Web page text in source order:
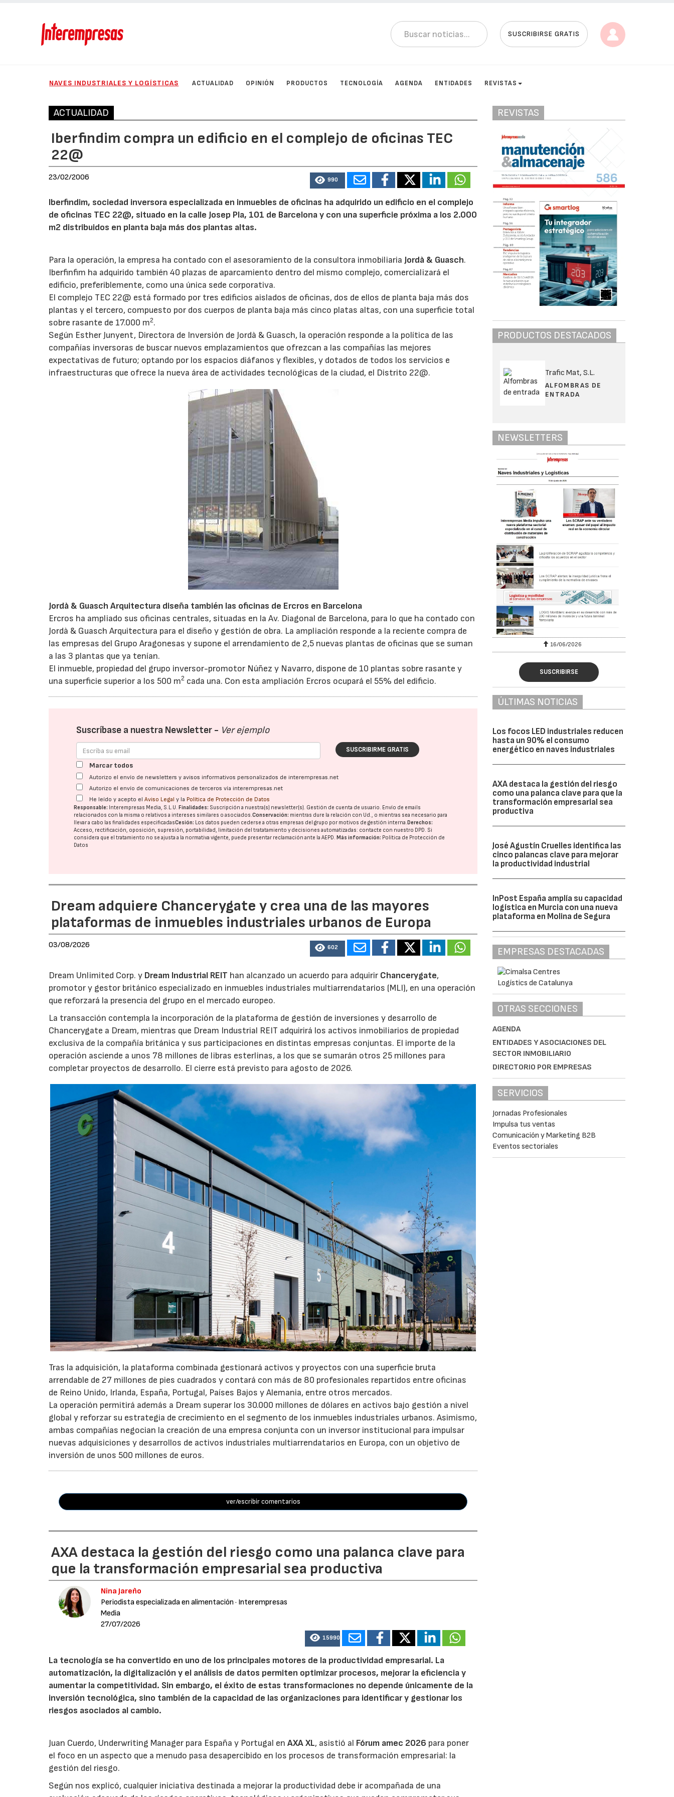
SUSCRIBIRSE GRATIS
NAVES INDUSTRIALES Y LOGÍSTICAS ACTUALIDAD OPINIÓN PRODUCTOS TECNOLOGÍA AGENDA ENTIDADES REVISTAS
ACTUALIDAD
Iberfindim compra un edificio en el complejo de oficinas TEC
22@
23/02/2006 990
Iberfindim, sociedad inversora especializada en inmuebles de oficinas ha adquirido un edificio en el complejo
de oficinas TEC 22@, situado en la calle Josep Pla, 101 de Barcelona y con una superficie próxima a los 2.000
m2 distribuidos en planta baja más dos plantas altas.
Para la operación, la empresa ha contado con el asesoramiento de la consultora inmobiliariaJordà & Guasch.
Iberfinfim ha adquirido también 40 plazas de aparcamiento dentro del mismo complejo, comercializará el
edificio, preferiblemente, como una única sede corporativa.
El complejo TEC 22@ está formado por tres edificios aislados de oficinas, dos de ellos de planta baja más dos
plantas y el tercero, compuesto por dos cuerpos de planta baja más cinco platas altas, con una superficie total
sobre rasante de 17.000 m2.
Según Esther Junyent, Directora de Inversión de Jordà & Guasch, la operación responde a la política de las
compañías inversoras de buscar nuevos emplazamientos que ofrezcan a las compañías las mejores
expectativas de futuro; optando por los espacios diáfanos y flexibles, y dotados de todos los servicios e
infraestructuras que ofrece la nueva área de actividades tecnológicas de la ciudad, el Distrito 22@.
Jordà & Guasch Arquitectura diseña también las oficinas de Ercros en Barcelona
Ercros ha ampliado sus oficinas centrales, situadas en la Av. Diagonal de Barcelona, para lo que ha contado con
Jordà & Guasch Arquitectura para el diseño y gestión de obra. La ampliación responde a la reciente compra de
las empresas del Grupo Aragonesas y supone el arrendamiento de 2,5 nuevas plantas de oficinas que se suman
a las 3 plantas que ya tenían.
El inmueble, propiedad del grupo inversor-promotor Núñez y Navarro, dispone de 10 plantas sobre rasante y
una superficie superior a los 500 m2 cada una. Con esta ampliación Ercros ocupará el 55% del edificio.
Suscríbase a nuestra Newsletter - Ver ejemplo
SUSCRIBIRME GRATIS
Marcar todos
Autorizo el envío de newsletters y avisos informativos personalizados de interempresas.net
Autorizo el envío de comunicaciones de terceros vía interempresas.net
He leído y acepto elAviso Legal y la Política de Protección de Datos
Responsable: Interempresas Media, S.L.U. Finalidades: Suscripción a nuestra(s) newsletter(s). Gestión de cuenta de usuario. Envío de emails
relacionados con la misma o relativos a intereses similares o asociados.Conservación: mientras dure la relación con Ud., o mientras sea necesario para
llevar a cabo las finalidades especificadasCesión: Los datos pueden cederse a otras empresas del grupo por motivos de gestión interna. Derechos:
Acceso, rectificación, oposición, supresión, portabilidad, limitación del tratatamiento y decisiones automatizadas: contacte con nuestro DPD. Si
considera que el tratamiento no se ajusta a la normativa vigente, puede presentar reclamación ante laAEPD. Más información: Política de Protección de
Datos
Dream adquiere Chancerygate y crea una de las mayores
plataformas de inmuebles industriales urbanos de Europa
03/08/2026 602
Dream Unlimited Corp. y Dream Industrial REIT han alcanzado un acuerdo para adquirir Chancerygate,
promotor y gestor británico especializado en inmuebles industriales multiarrendatarios (MLI), en una operación
que reforzará la presencia del grupo en el mercado europeo.
La transacción contempla la incorporación de la plataforma de gestión de inversiones y desarrollo de
Chancerygate a Dream, mientras que Dream Industrial REIT adquirirá los activos inmobiliarios de propiedad
exclusiva de la compañía británica y sus participaciones en distintas empresas conjuntas. El importe de la
operación asciende a unos 78 millones de libras esterlinas, a los que se sumarán otros 25 millones para
completar proyectos de desarrollo. El cierre está previsto para agosto de 2026.
Tras la adquisición, la plataforma combinada gestionará activos y proyectos con una superficie bruta
arrendable de 27 millones de pies cuadrados y contará con más de 80 profesionales repartidos entre oficinas
de Reino Unido, Irlanda, España, Portugal, Países Bajos y Alemania, entre otros mercados.
La operación permitirá además a Dream superar los 30.000 millones de dólares en activos bajo gestión a nivel
global y reforzar su estrategia de crecimiento en el segmento de los inmuebles industriales urbanos. Asimismo,
ambas compañías negocian la creación de una empresa conjunta con un inversor institucional para impulsar
nuevas adquisiciones y desarrollos de activos industriales multiarrendatarios en Europa, con un objetivo de
inversión de unos 500 millones de euros.
ver/escribir comentarios
AXA destaca la gestión del riesgo como una palanca clave para
que la transformación empresarial sea productiva
Nina Jareño
Periodista especializada en alimentación · Interempresas
Media
27/07/2026
15990
La tecnología se ha convertido en uno de los principales motores de la productividad empresarial. La
automatización, la digitalización y el análisis de datos permiten optimizar procesos, mejorar la eficiencia y
aumentar la competitividad. Sin embargo, el éxito de estas transformaciones no depende únicamente de la
inversión tecnológica, sino también de la capacidad de las organizaciones para identificar y gestionar los
riesgos asociados al cambio.
Juan Cuerdo, Underwriting Manager para España y Portugal enAXA XL, asistió al Fórum amec 2026 para poner
el foco en un aspecto que a menudo pasa desapercibido en los procesos de transformación empresarial: la
gestión del riesgo.
Según nos explicó, cualquier iniciativa destinada a mejorar la productividad debe ir acompañada de una
REVISTAS
PRODUCTOS DESTACADOS
Trafic Mat, S.L.
ALFOMBRAS DE
ENTRADA
NEWSLETTERS
16/06/2026 21/07/2026 16/06/2026
SUSCRIBIRSE
ÚLTIMAS NOTICIAS
Los focos LED industriales reducen
hasta un 90% el consumo
energético en naves industriales
AXA destaca la gestión del riesgo
como una palanca clave para que la
transformación empresarial sea
productiva
José Agustín Cruelles identifica las
cinco palancas clave para mejorar
la productividad industrial
InPost España amplía su capacidad
logística en Murcia con una nueva
plataforma en Molina de Segura
EMPRESAS DESTACADAS
OTRAS SECCIONES
AGENDA
ENTIDADES Y ASOCIACIONES DEL
SECTOR INMOBILIARIO
DIRECTORIO POR EMPRESAS
SERVICIOS
Jornadas Profesionales
Impulsa tus ventas
Comunicación y Marketing B2B
Eventos sectoriales